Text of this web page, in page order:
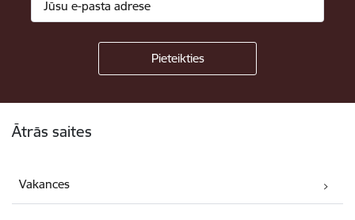
Ātrās saites
Vakances